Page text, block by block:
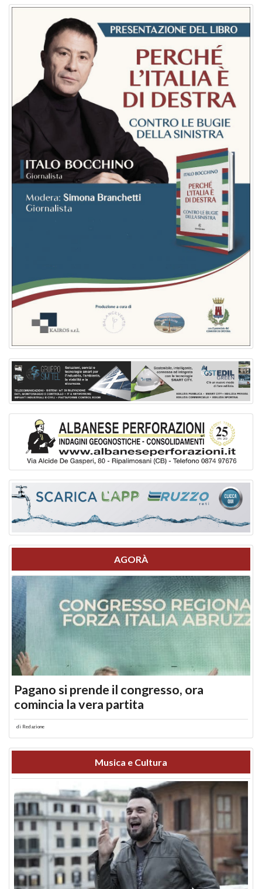
AGORÀ
Pagano si prende il congresso, ora
comincia la vera partita
di Redazione
Musica e Cultura